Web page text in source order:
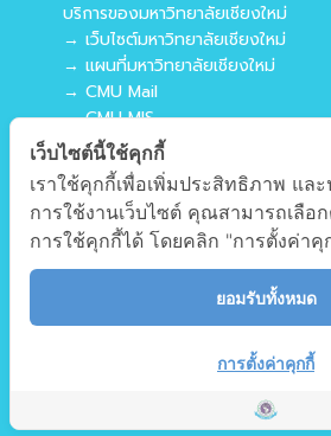
บริการของมหาวิทยาลัยเชียงใหม่
→ เว็บไซต์มหาวิทยาลัยเชียงใหม่
→ แผนที่มหาวิทยาลัยเชียงใหม่
→ CMU Mail
→ CMU MIS
→ CMU SIS
→ CMU WiFi
บริการของคณะศึกษาศาสตร์
→ เว็บไซต์คณะศึกษาศาสตร์
→ ระบบจัดการเว็บไซต์
เว็บไซต์นี้ใช้คุกกี้
เราใช้คุกกี้เพื่อเพิ่มประสิทธิภาพ แล
การใช้งานเว็บไซต์ คุณสามารถเลือ
การใช้คุกกี้ได้ โดยคลิก "การตั้งค่าคุ
ยอมรับทั้งหมด
การตั้งค่าคุกกี้